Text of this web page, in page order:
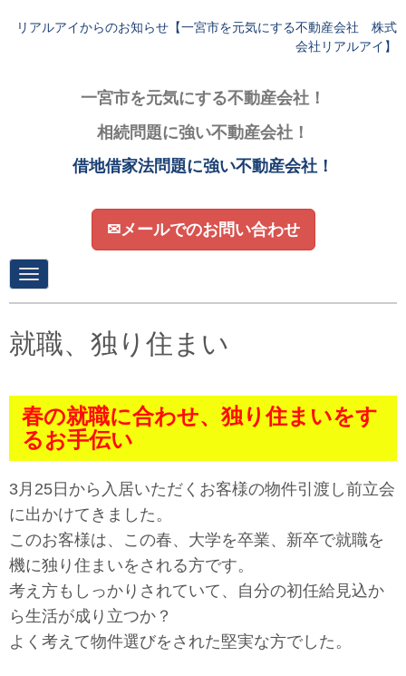
リアルアイからのお知らせ【一宮市を元気にする不動産会社 株式
会社リアルアイ】
一宮市を元気にする不動産会社！
相続問題に強い不動産会社！
借地借家法問題に強い不動産会社！
✉メールでのお問い合わせ
N
a
v
g
a
n
就職、独り住まい
春の就職に合わせ、独り住まいをす
るお手伝い
3月25日から入居いただくお客様の物件引渡し前立会
に出かけてきました。
このお客様は、この春、大学を卒業、新卒で就職を
機に独り住まいをされる方です。
考え方もしっかりされていて、自分の初任給見込か
ら生活が成り立つか？
よく考えて物件選びをされた堅実な方でした。